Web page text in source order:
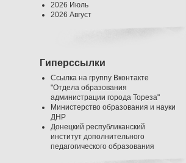
2026 Июль
2026 Август
Гиперссылки
Ссылка на группу Вконтакте
"Отдела образования
администрации города Тореза"
Министерство образования и науки
ДНР
Донецкий республиканский
институт дополнительного
педагогического образования